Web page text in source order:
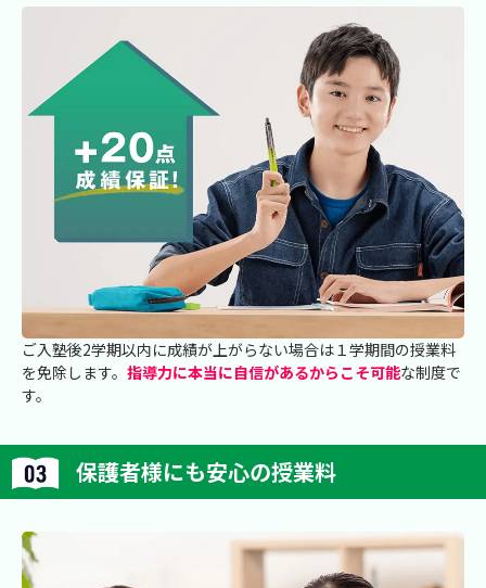
ご入塾後2学期以内に成績が上がらない場合は１学期間の授業料
を免除します。 指導力に本当に自信があるからこそ可能な制度で
す。
保護者様にも安心の授業料